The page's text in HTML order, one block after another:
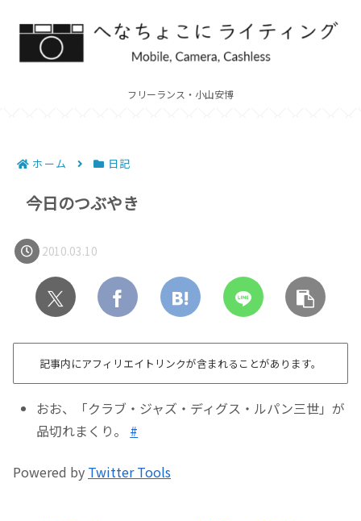
フリーランス・小山安博
ホーム 日記
今日のつぶやき
2010.03.10
記事内にアフィリエイトリンクが含まれることがあります。
おお、「クラブ・ジャズ・ディグス・ルパン三世」が
品切れまくり。 #
Powered by Twitter Tools